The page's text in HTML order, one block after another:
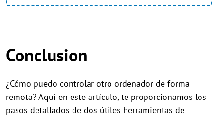
Conclusion
¿Cómo puedo controlar otro ordenador de forma
remota? Aquí en este artículo, te proporcionamos los
pasos detallados de dos útiles herramientas de